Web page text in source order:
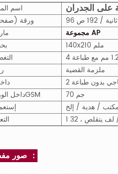
اسم
ورقة
96 ثانية / 192 ص
مجموعة AP
140x210 ملم
ملزمة القضية
داخلGSM
70 جم
صور مفصلة ：